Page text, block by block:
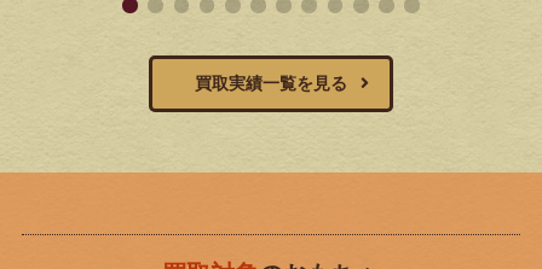
買取実績一覧を見る